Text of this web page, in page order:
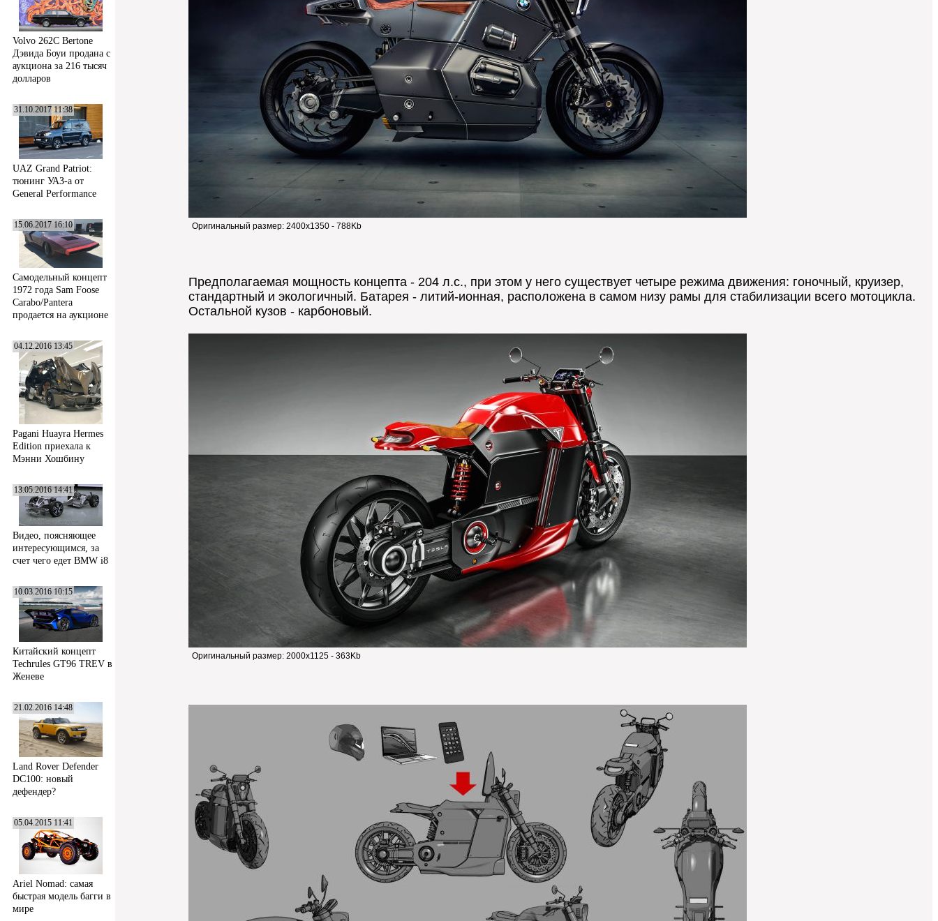
Volvo 262C Bertone
Дэвида Боуи продана с
аукциона за 216 тысяч
долларов
31.10.2017 11:38
UAZ Grand Patriot:
тюнинг УАЗ-а от
General Performance
15.06.2017 16:10
Самодельный концепт
1972 года Sam Foose
Carabo/Pantera
продается на аукционе
04.12.2016 13:45
Pagani Huayra Hermes
Edition приехала к
Мэнни Хошбину
13.05.2016 14:41
Видео, поясняющее
интересующимся, за
счет чего едет BMW i8
10.03.2016 10:15
Китайский концепт
Techrules GT96 TREV в
Женеве
21.02.2016 14:48
Land Rover Defender
DC100: новый
дефендер?
05.04.2015 11:41
Ariel Nomad: самая
быстрая модель багги в
мире
Оригинальный размер: 2400x1350 - 788Kb
Предполагаемая мощность концепта - 204 л.с., при этом у него существует четыре режима движения: гоночный, круизер,
стандартный и экологичный. Батарея - литий-ионная, расположена в самом низу рамы для стабилизации всего мотоцикла.
Остальной кузов - карбоновый.
Оригинальный размер: 2000x1125 - 363Kb